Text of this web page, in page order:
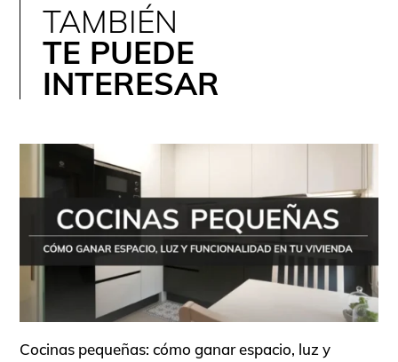
TAMBIÉN
TE PUEDE
INTERESAR
Cocinas pequeñas: cómo ganar espacio, luz y